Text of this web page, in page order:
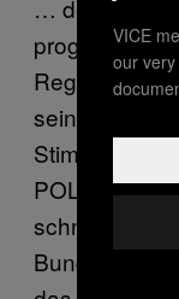
… der
progressiv
seine
Stimme unter
schnell in der
VICE
our